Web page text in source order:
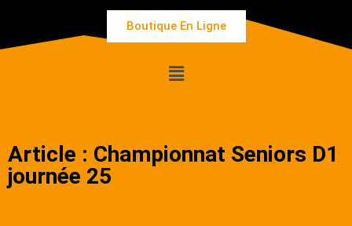
Boutique En Ligne
Article : Championnat Seniors D1
journée 25